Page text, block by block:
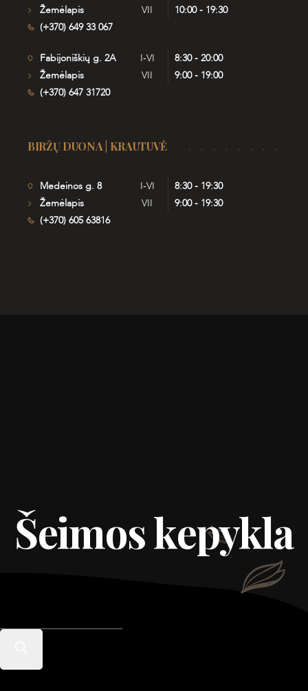
Žemėlapis
(+370) 649 33 067
VII
10:00 - 19:30
Fabijoniškių g. 2A
Žemėlapis
(+370) 647 31720
I-VI
8:30 - 20:00
VII
9:00 - 19:00
BIRŽŲ DUONA | KRAUTUVĖ
Medeinos g. 8
Žemėlapis
(+370) 605 63816
I-VI
8:30 - 19:30
VII
9:00 - 19:30
Šeimos kepykla